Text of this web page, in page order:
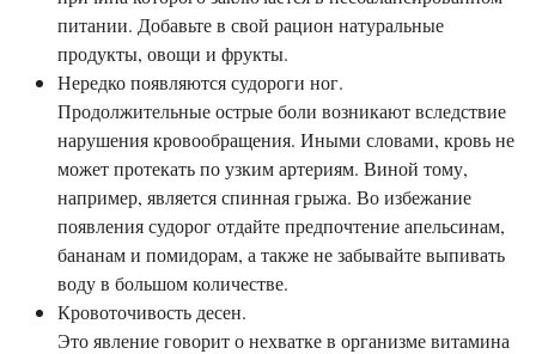
питании. Добавьте в свой рацион натуральные
продукты, овощи и фрукты.
Нередко появляются судороги ног.
Продолжительные острые боли возникают вследствие
нарушения кровообращения. Иными словами, кровь не
может протекать по узким артериям. Виной тому,
например, является спинная грыжа. Во избежание
появления судорог отдайте предпочтение апельсинам,
бананам и помидорам, а также не забывайте выпивать
воду в большом количестве.
Кровоточивость десен.
Это явление говорит о нехватке в организме витамина